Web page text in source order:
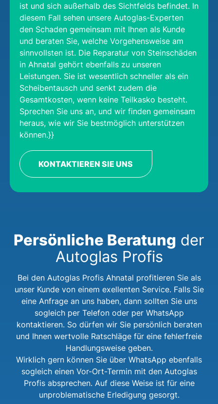
ist und sich außerhalb des Sichtfelds befindet. In
diesem Fall sehen unsere Autoglas-Experten
den Schaden gemeinsam mit Ihnen als Kunde
und beraten Sie, welche Vorgehensweise am
sinnvollsten ist. Die Reparatur von Steinschäden
in Ahnatal gehört ebenfalls zu unseren
Leistungen. Sie ist wesentlich schneller als ein
Scheibentausch und senkt zudem die
Gesamtkosten, wenn keine Teilkasko besteht.
Sprechen Sie uns an, und wir finden gemeinsam
heraus, wie wir Sie bestmöglich unterstützen
können.}}
KONTAKTIEREN SIE UNS
Persönliche Beratung der
Autoglas Profis
Bei den Autoglas Profis Ahnatal profitieren Sie als
unser Kunde von einem exellenten Service. Falls Sie
eine Anfrage an uns haben, dann sollten Sie uns
sogleich per Telefon oder per WhatsApp
kontaktieren. So dürfen wir Sie persönlich beraten
und Ihnen wertvolle Ratschläge für eine fehlerfreie
Handlungsweise geben.
Wirklich gern können Sie über WhatsApp ebenfalls
sogleich einen Vor-Ort-Termin mit den Autoglas
Profis absprechen. Auf diese Weise ist für eine
unproblematische Erledigung gesorgt.